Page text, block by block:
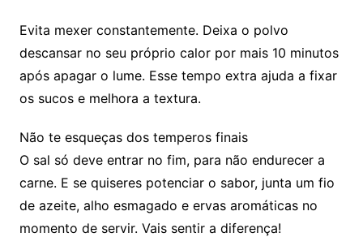
Evita mexer constantemente. Deixa o polvo
descansar no seu próprio calor por mais 10 minutos
após apagar o lume. Esse tempo extra ajuda a fixar
os sucos e melhora a textura.
Não te esqueças dos temperos finais
O sal só deve entrar no fim, para não endurecer a
carne. E se quiseres potenciar o sabor, junta um fio
de azeite, alho esmagado e ervas aromáticas no
momento de servir. Vais sentir a diferença!